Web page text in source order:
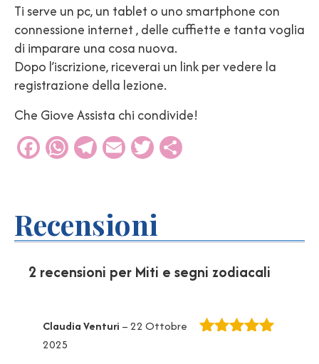
Ti serve un pc, un tablet o uno smartphone con
connessione internet , delle cuffiette e tanta voglia
di imparare una cosa nuova.
Dopo l’iscrizione, riceverai un link per vedere la
registrazione della lezione.
Che Giove Assista chi condivide!
Facebook
WhatsApp
Telegram
EmailTwitter
Recensioni
2 recensioni per Miti e segni zodiacali
Claudia Venturi –22 Ottobre
2025